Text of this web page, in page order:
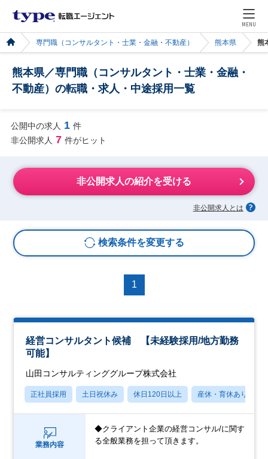
MENU
専門職（コンサルタント・士業・金融・不動産） 熊本県 熊
熊本県／専門職（コンサルタント・士業・金融・
不動産）の転職・求人・中途採用一覧
公開中の求人 1 件
非公開求人 7 件がヒット
非公開求人の紹介を受ける
非公開求人とは
検索条件を変更する
1
経営コンサルタント候補 【未経験採用/地方勤務
可能】
山田コンサルティンググループ株式会社
正社員採用 土日祝休み 休日120日以上 産休・育休あり
業務内容
◆クライアント企業の経営コンサル/に関す
る全般業務を担って頂きます。